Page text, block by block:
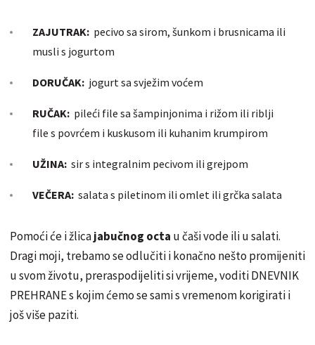
ZAJUTRAK: pecivo sa sirom, šunkom i brusnicama ili
musli s jogurtom
DORUČAK: jogurt sa svježim voćem
RUČAK: pileći file sa šampinjonima i rižom ili riblji
file s povrćem i kuskusom ili kuhanim krumpirom
UŽINA: sir s integralnim pecivom ili grejpom
VEČERA: salata s piletinom ili omlet ili grčka salata
Pomoći će i žlicajabučnog octa u čaši vode ili u salati.
Dragi moji, trebamo se odlučiti i konačno nešto promijeniti
u svom životu, preraspodijeliti si vrijeme, voditi DNEVNIK
PREHRANE s kojim ćemo se sami s vremenom korigirati i
još više paziti.